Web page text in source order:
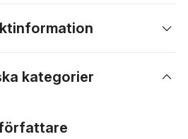
kategorier